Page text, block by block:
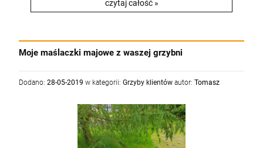
czytaj całość »
Moje maślaczki majowe z waszej grzybni
Dodano: 28-05-2019 w kategorii: Grzyby klientów autor: Tomasz